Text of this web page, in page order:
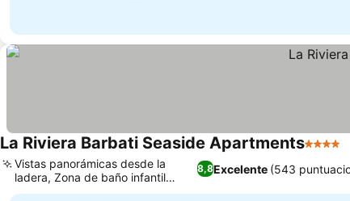
La Riviera Barbati Seaside Apartments4
8,8Excelente (543
Vistas panorámicas desde la
ladera, Zona de baño infantil
dedicada